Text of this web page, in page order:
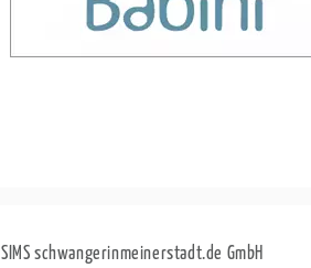
SIMS schwangerinmeinerstadt.de GmbH